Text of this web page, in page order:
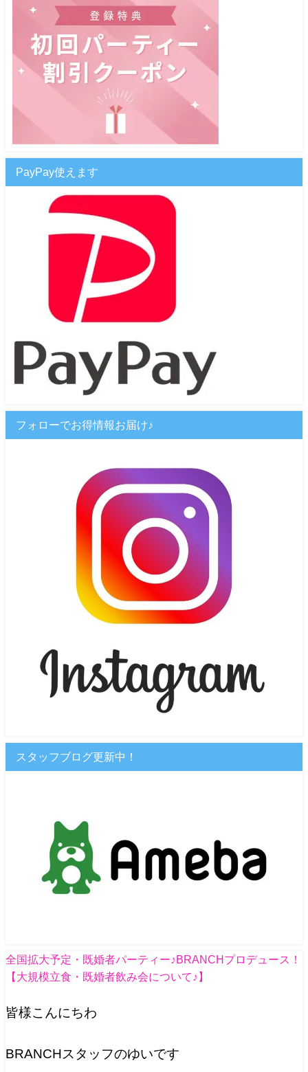
PayPay使えます
フォローでお得情報お届け♪
スタッフブログ更新中！
全国拡大予定・既婚者パーティー♪BRANCHプロデュース！
【大規模立食・既婚者飲み会について♪】
皆様こんにちわ
BRANCHスタッフのゆいです